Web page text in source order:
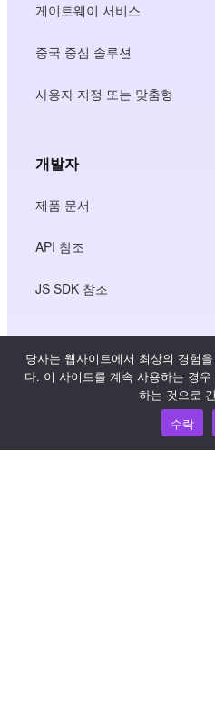
게이트웨이 서비스
중국 중심 솔루션
사용자 지정 또는 맞춤형
개발자
제품 문서
API 참조
JS SDK 참조
리소스
당사는 웹사이트에서 최상의 경험
다. 이 사이트를 계속 사용하는 경
하는 것으로
수락